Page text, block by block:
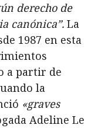
derecho de
canónica”. La
1987 en esta
a partir de
la
«graves
Adeline Le